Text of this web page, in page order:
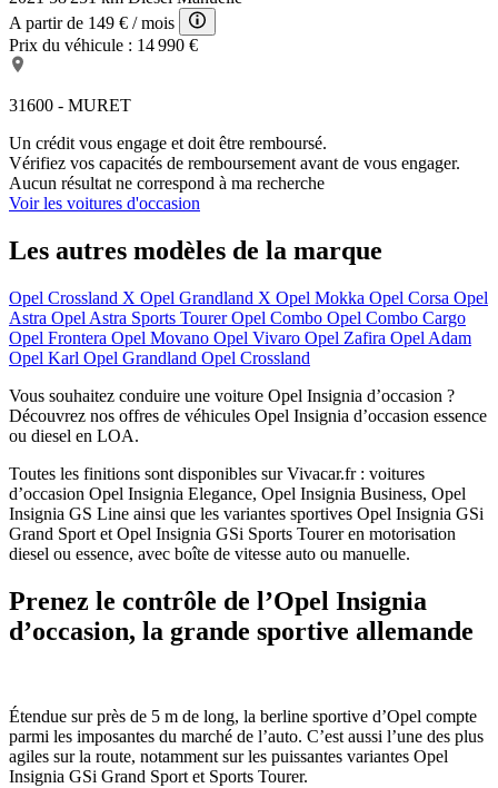
A partir de 149 € / mois
Prix du véhicule : 14 990 €
31600 - MURET
Un crédit vous engage et doit être remboursé.
Vérifiez vos capacités de remboursement avant de vous engager.
Aucun résultat ne correspond à ma recherche
Voir les voitures d'occasion
Les autres modèles de la marque
Opel Crossland X Opel Grandland X Opel Mokka Opel Corsa Opel
Astra Opel Astra Sports Tourer Opel Combo Opel Combo Cargo
Opel Frontera Opel Movano Opel Vivaro Opel Zafira Opel Adam
Opel Karl Opel Grandland Opel Crossland
Vous souhaitez conduire une voiture Opel Insignia d’occasion ?
Découvrez nos offres de véhicules Opel Insignia d’occasion essence
ou diesel en LOA.
Toutes les finitions sont disponibles sur Vivacar.fr : voitures
d’occasion Opel Insignia Elegance, Opel Insignia Business, Opel
Insignia GS Line ainsi que les variantes sportives Opel Insignia GSi
Grand Sport et Opel Insignia GSi Sports Tourer en motorisation
diesel ou essence, avec boîte de vitesse auto ou manuelle.
Prenez le contrôle de l’Opel Insignia
d’occasion, la grande sportive allemande
Étendue sur près de 5 m de long, la berline sportive d’Opel compte
parmi les imposantes du marché de l’auto. C’est aussi l’une des plus
agiles sur la route, notamment sur les puissantes variantes Opel
Insignia GSi Grand Sport et Sports Tourer.